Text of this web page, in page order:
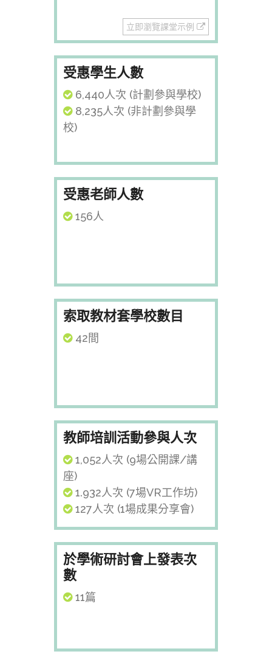
立即瀏覽課堂示例
受惠學生人數
6,440人次 (計劃參與學校)
8,235人次 (非計劃參與學
校)
受惠老師人數
156人
索取教材套學校數目
42間
教師培訓活動參與人次
1,052人次 (9場公開課/講
座)
1.932人次 (7場VR工作坊)
127人次 (1場成果分享會)
於學術研討會上發表次
數
11篇